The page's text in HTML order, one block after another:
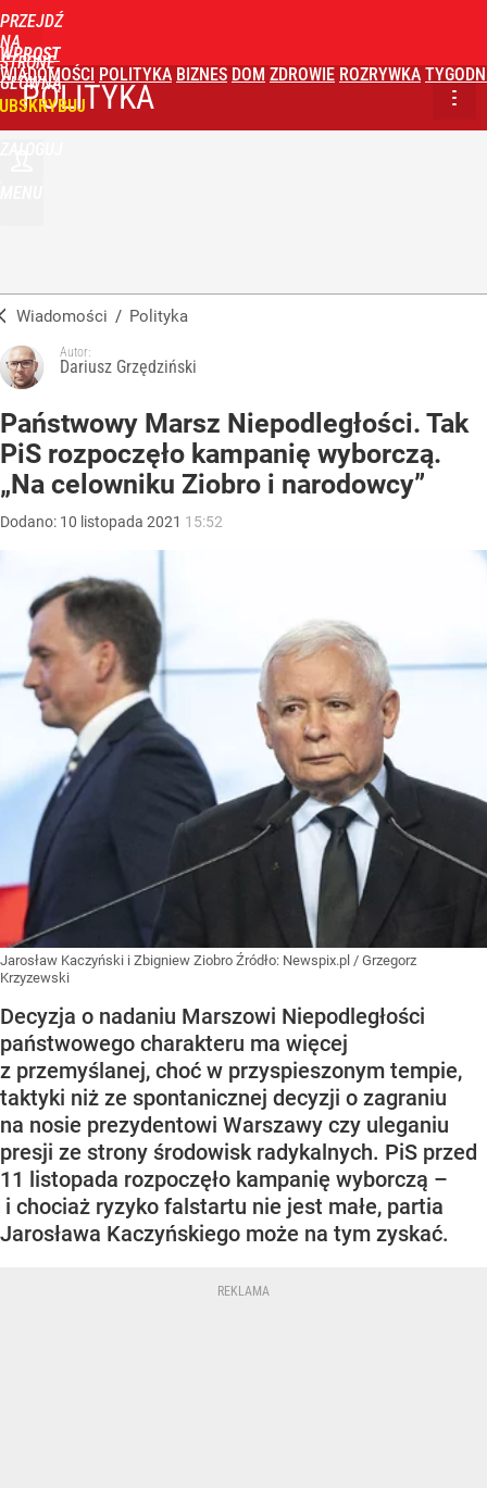
PRZEJDŹ
NA
STRONĘ
GŁÓWNĄ
WPROST
WIADOMOŚCI POLITYKA BIZNES DOM ZDROWIE ROZRYWKA
POLITYKA
Wiadomości / Polityka
Autor:
Dariusz Grzędziński
Państwowy Marsz Niepodległości. Tak
PiS rozpoczęło kampanię wyborczą.
„Na celowniku Ziobro i narodowcy”
Dodano: 10 listopada 2021 15:52
Jarosław Kaczyński i Zbigniew Ziobro Źródło: Newspix.pl / Grzegorz
Krzyzewski
Decyzja o nadaniu Marszowi Niepodległości
państwowego charakteru ma więcej
z przemyślanej, choć w przyspieszonym tempie,
taktyki niż ze spontanicznej decyzji o zagraniu
na nosie prezydentowi Warszawy czy uleganiu
presji ze strony środowisk radykalnych. PiS przed
11 listopada rozpoczęło kampanię wyborczą –
i chociaż ryzyko falstartu nie jest małe, partia
Jarosława Kaczyńskiego może na tym zyskać.